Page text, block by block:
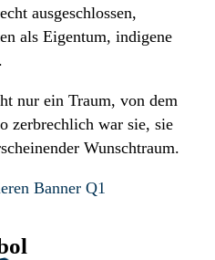
ausgeschlossen,
als Eigentum, indigene
nur ein Traum, von dem
zerbrechlich war sie, sie
Wunschtraum.